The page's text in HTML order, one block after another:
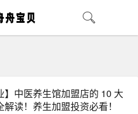
】中医养生馆加盟店的 10 大
解读！养生加盟投资必看！